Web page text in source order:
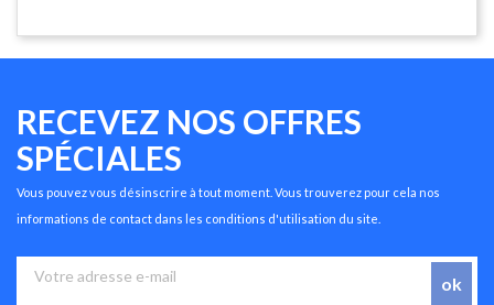
RECEVEZ NOS OFFRES
SPÉCIALES
Vous pouvez vous désinscrire à tout moment. Vous trouverez pour cela nos
informations de contact dans les conditions d'utilisation du site.